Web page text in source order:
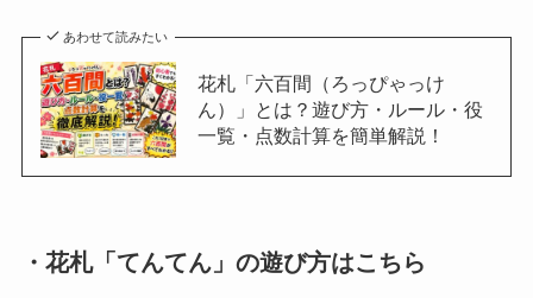
あわせて読みたい
花札「六百間（ろっぴゃっけ
ん）」とは？遊び方・ルール・役
一覧・点数計算を簡単解説！
・花札「てんてん」の遊び方はこちら